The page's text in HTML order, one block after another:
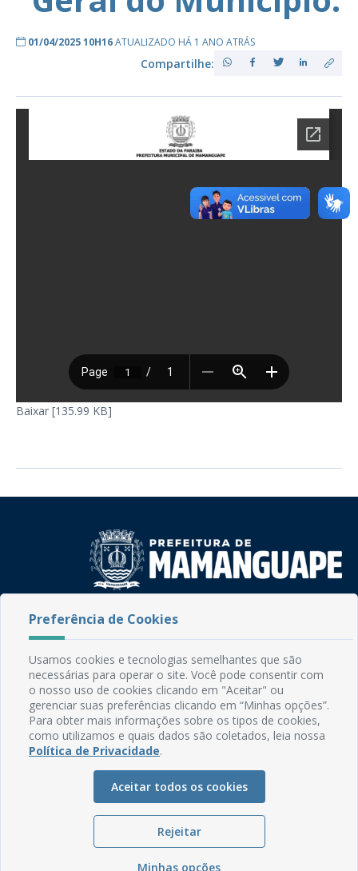
01/04/2025 10H16ATUALIZADO HÁ 1 ANO ATRÁS
Compartilhe:
Baixar [135.99 KB]
Rua do Imperador, 78, Centro
Email: comunicacao@mamanguape.pb.gov.br
Expediente: Segunda à Sexta, das 08h às 13h
Mapa do Site
Perguntas frequentes
Glossário
Ouvidoria
Serviços Internos
Política de Privacidade
Preferência de Cookies
Usamos cookies e tecnologias semelhantes que são
necessárias para operar o site. Você pode consentir com
o nosso uso de cookies clicando em "Aceitar" ou
gerenciar suas preferências clicando em “Minhas opções”.
Para obter mais informações sobre os tipos de cookies,
como utilizamos e quais dados são coletados, leia nossa
Política de Privacidade.
Aceitar todos os cookies
Rejeitar
Minhas opções